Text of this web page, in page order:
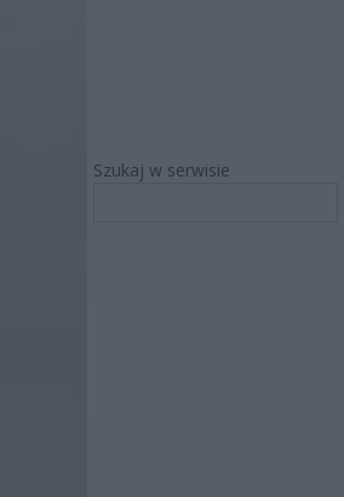
Szukaj w serwisie